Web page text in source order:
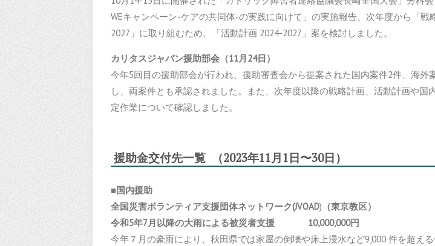
WEキャンペーン-ケアの共同体-の実践に向けて」の実施報告、次年度から「戦
2027」に取り組むため、「活動計画 2024-2027」案を検討しました。
カリタスジャパン援助部会（11月24日）
今年5回目の援助部会が行われ、援助審査会から提案された国内案件2件、海外
し、両案件とも承認されました。また、次年度以降の戦略計画、活動計画や国
定作業について確認しました。
援助金交付先一覧 （2023年11月1日〜30日）
■国内援助
全国災害ボランティア支援団体ネットワーク(JVOAD) （東京教区）
令和5年7月以降の大雨による被災者支援 10,000,000円
今年７月の豪雨により、秋田県では家屋の倒壊や床上浸水など9,000 件を超え